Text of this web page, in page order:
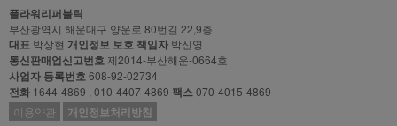
플라워리퍼블릭
부산광역시 해운대구 양운로 80번길 22,9층
대표 박상현 개인정보 보호 책임자 박신영
통신판매업신고번호제2014-부산해운-0664호
사업자 등록번호608-92-02734
전화 1644-4869 , 010-4407-4869 팩스070-4015-4869
이용약관
개인정보처리방침